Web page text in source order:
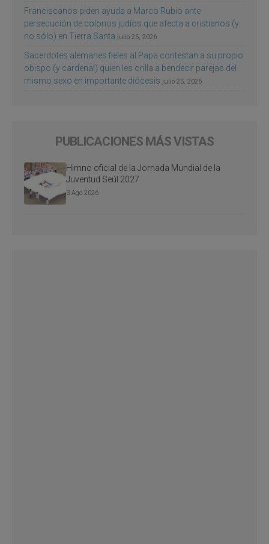
Franciscanos piden ayuda a Marco Rubio ante
persecución de colonos judíos que afecta a cristianos (y
no sólo) en Tierra Santa julio 25, 2026
Sacerdotes alemanes fieles al Papa contestan a su propio
obispo (y cardenal) quien les orilla a bendecir parejas del
mismo sexo en importante diócesis julio 25, 2026
PUBLICACIONES MÁS VISTAS
Himno oficial de la Jornada Mundial de la
Juventud Seúl 2027
3 Ago 2026